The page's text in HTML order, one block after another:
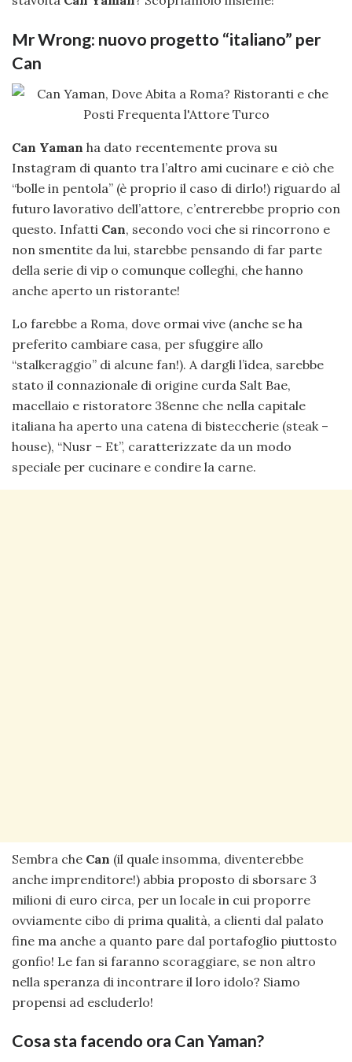
Mr Wrong: nuovo progetto “italiano” per
Can
Can Yaman ha dato recentemente prova su
Instagram di quanto tra l’altro ami cucinare e ciò che
“bolle in pentola” (è proprio il caso di dirlo!) riguardo al
futuro lavorativo dell’attore, c’entrerebbe proprio con
questo. Infatti Can, secondo voci che si rincorrono e
non smentite da lui, starebbe pensando di far parte
della serie di vip o comunque colleghi, che hanno
anche aperto un ristorante!
Lo farebbe a Roma, dove ormai vive (anche se ha
preferito cambiare casa, per sfuggire allo
“stalkeraggio” di alcune fan!). A dargli l’idea, sarebbe
stato il connazionale di origine curda Salt Bae,
macellaio e ristoratore 38enne che nella capitale
italiana ha aperto una catena di bisteccherie (steak –
house), “Nusr – Et”, caratterizzate da un modo
speciale per cucinare e condire la carne.
Sembra che Can (il quale insomma, diventerebbe
anche imprenditore!) abbia proposto di sborsare 3
milioni di euro circa, per un locale in cui proporre
ovviamente cibo di prima qualità, a clienti dal palato
fine ma anche a quanto pare dal portafoglio piuttosto
gonfio! Le fan si faranno scoraggiare, se non altro
nella speranza di incontrare il loro idolo? Siamo
propensi ad escluderlo!
Cosa sta facendo ora Can Yaman?